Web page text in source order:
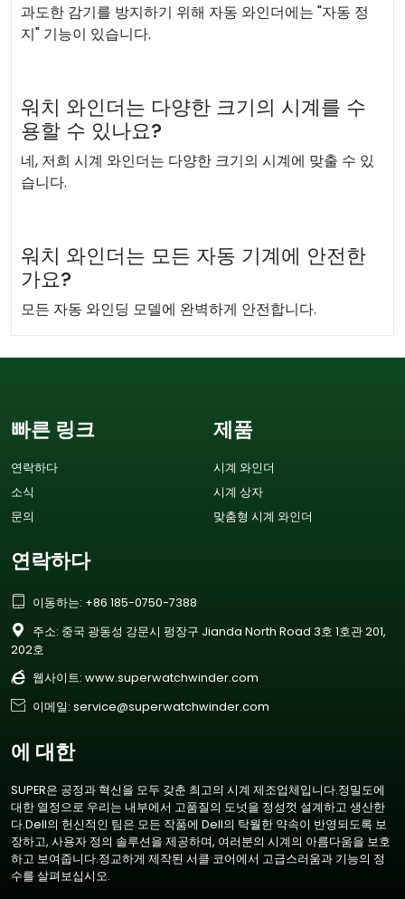
과도한 감기를 방지하기 위해 자동 와인더에는 "자동 정
지" 기능이 있습니다.
워치 와인더는 다양한 크기의 시계를 수
용할 수 있나요?
네, 저희 시계 와인더는 다양한 크기의 시계에 맞출 수 있
습니다.
워치 와인더는 모든 자동 기계에 안전한
가요?
모든 자동 와인딩 모델에 완벽하게 안전합니다.
빠른 링크
연락하다
소식
문의
제품
시계 와인더
시계 상자
맞춤형 시계 와인더
연락하다
 이동하는: +86 185-0750-7388

주소: 중국 광동성 강문시 펑장구 Jianda North Road 3호 1호관 201,
202호
 웹사이트: www.superwatchwinder.com
 이메일: service@superwatchwinder.com
에 대한
SUPER은 공정과 혁신을 모두 갖춘 최고의 시계 제조업체입니다.정밀도에
대한 열정으로 우리는 내부에서 고품질의 도넛을 정성껏 설계하고 생산한
다.Dell의 헌신적인 팀은 모든 작품에 Dell의 탁월한 약속이 반영되도록 보
장하고, 사용자 정의 솔루션을 제공하며, 여러분의 시계의 아름다움을 보호
하고 보여줍니다.정교하게 제작된 서클 코어에서 고급스러움과 기능의 정
수를 살펴보십시오.